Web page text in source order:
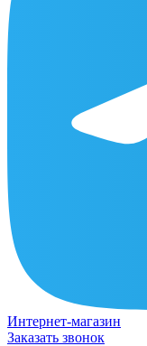
Интернет-магазин
Заказать звонок